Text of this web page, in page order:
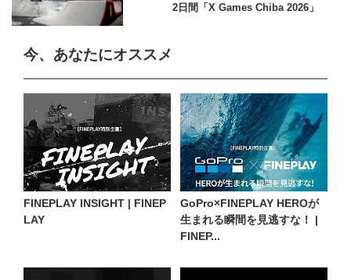
2日間「X Games Chiba 2026」
今、あなたにオススメ
FINEPLAY INSIGHT | FINEP
LAY
GoPro×FINEPLAY HEROが
生まれる瞬間を見逃すな！ |
FINEP...